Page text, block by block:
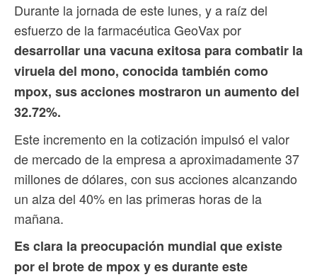
Durante la jornada de este lunes, y a raíz del
esfuerzo de la farmacéutica GeoVax por
desarrollar una vacuna exitosa para combatir la
viruela del mono, conocida también como
mpox, sus acciones mostraron un aumento del
32.72%.
Este incremento en la cotización impulsó el valor
de mercado de la empresa a aproximadamente 37
millones de dólares, con sus acciones alcanzando
un alza del 40% en las primeras horas de la
mañana.
Es clara la preocupación mundial que existe
por el brote de mpox y es durante este